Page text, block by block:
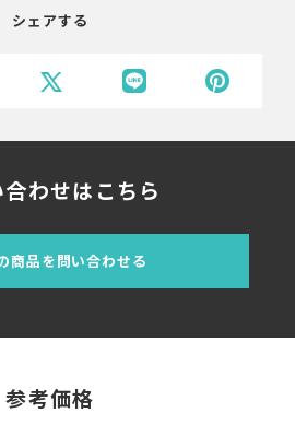
シェアする
わせはこちら
商品を問い合わせる
参考価格